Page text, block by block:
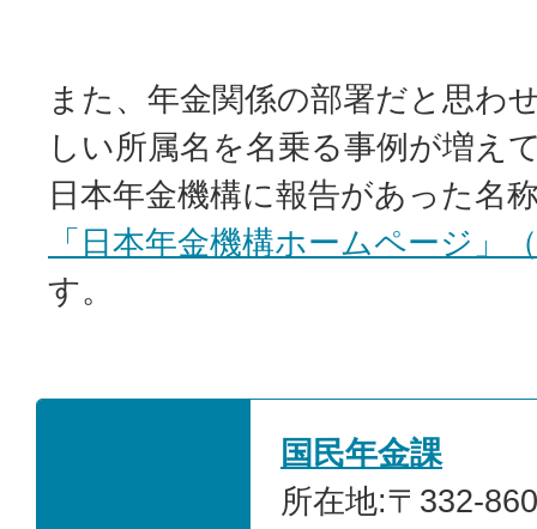
また、年金関係の部署だと思わ
しい所属名を名乗る事例が増え
日本年金機構に報告があった名
「日本年金機構ホームページ」
す。
国民年金課
所在地:〒332-